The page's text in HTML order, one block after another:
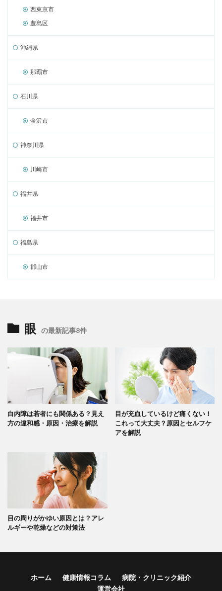
西東京市
豊島区
沖縄県
那覇市
石川県
金沢市
神奈川県
川崎市
福井県
福井市
福島県
郡山市
眼 の最新記事8件
白内障は若者にも関係ある？見え
方の違和感・原因・治療を解説
目が充血しているけど痛くない！
これって大丈夫？原因とセルフケ
アを解説
目の周りがかゆい原因とは？アレ
ルギーや乾燥などの対策法
ホーム 健康情報コラム
病院・クリニック紹介
運営会社